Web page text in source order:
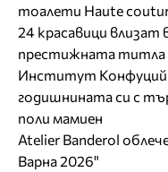
тоалети Haute
24 красавици влизат
престижната титла
Институт Конфуций
годишнината си с
поли мамиен
Atelier Banderol
Варна 2026"